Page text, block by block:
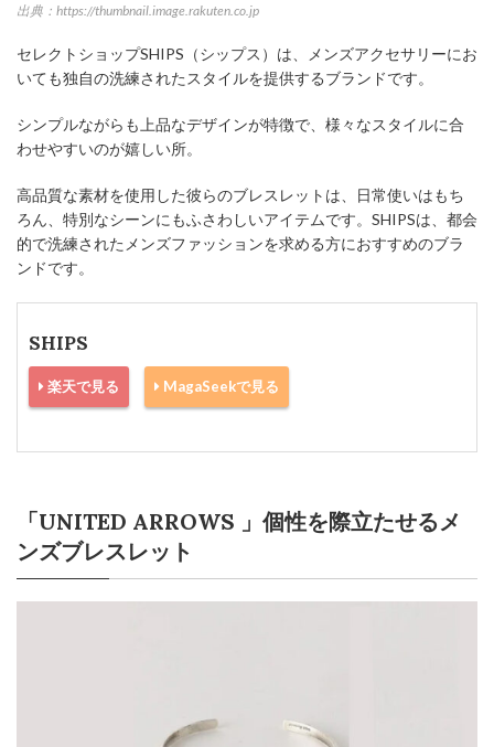
出典：https://thumbnail.image.rakuten.co.jp
セレクトショップSHIPS（シップス）は、メンズアクセサリーにお
いても独自の洗練されたスタイルを提供するブランドです。
シンプルながらも上品なデザインが特徴で、様々なスタイルに合
わせやすいのが嬉しい所。
高品質な素材を使用した彼らのブレスレットは、日常使いはもち
ろん、特別なシーンにもふさわしいアイテムです。SHIPSは、都会
的で洗練されたメンズファッションを求める方におすすめのブラ
ンドです。
SHIPS
楽天で見る MagaSeekで見る
「UNITED ARROWS 」個性を際立たせるメ
ンズブレスレット